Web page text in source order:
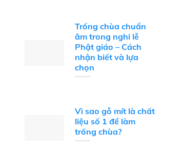
Trống chùa chuẩn
âm trong nghi lễ
Phật giáo – Cách
nhận biết và lựa
chọn
Vì sao gỗ mít là chất
liệu số 1 để làm
trống chùa?